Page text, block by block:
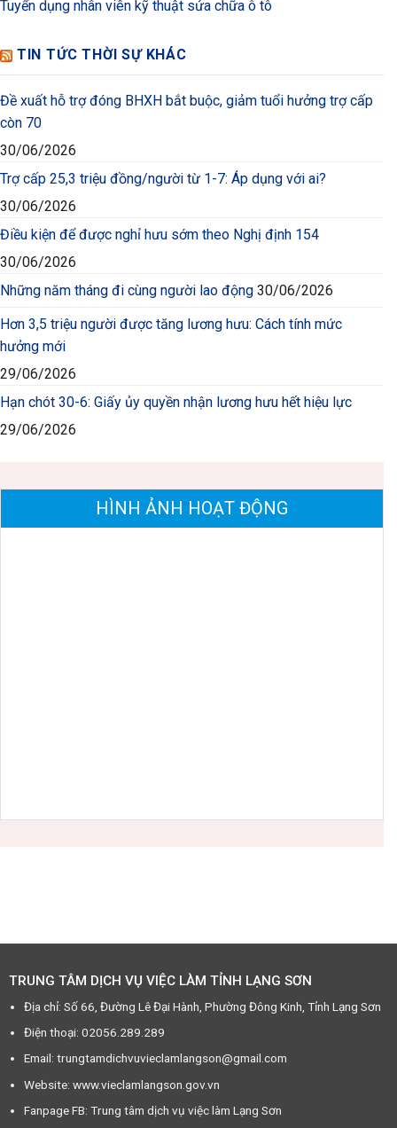
Tuyển dụng nhân viên kỹ thuật sửa chữa ô tô
TIN TỨC THỜI SỰ KHÁC
Đề xuất hỗ trợ đóng BHXH bắt buộc, giảm tuổi hưởng trợ cấp
còn 70
30/06/2026
Trợ cấp 25,3 triệu đồng/người từ 1-7: Áp dụng với ai?
30/06/2026
Điều kiện để được nghỉ hưu sớm theo Nghị định 154
30/06/2026
Những năm tháng đi cùng người lao động 30/06/2026
Hơn 3,5 triệu người được tăng lương hưu: Cách tính mức
hưởng mới
29/06/2026
Hạn chót 30-6: Giấy ủy quyền nhận lương hưu hết hiệu lực
29/06/2026
HÌNH ẢNH HOẠT ĐỘNG
TRUNG TÂM DỊCH VỤ VIỆC LÀM TỈNH LẠNG SƠN
Địa chỉ: Số 66, Đường Lê Đại Hành, Phường Đông Kinh, Tỉnh Lạng Sơn
Điện thoại: 02056.289.289
Email: trungtamdichvuvieclamlangson@gmail.com
Website: www.vieclamlangson.gov.vn
Fanpage FB: Trung tâm dịch vụ việc làm Lạng Sơn